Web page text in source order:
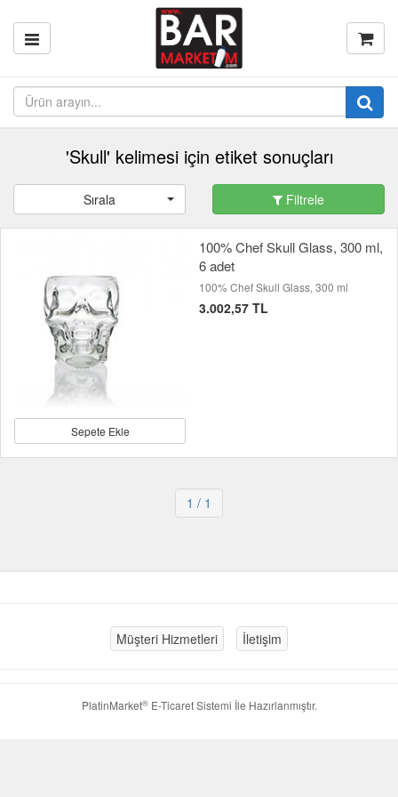
'Skull' kelimesi için etiket sonuçları
Sırala Filtrele
Sepete Ekle
100% Chef Skull Glass, 300 ml,
6 adet
100% Chef Skull Glass, 300 ml
3.002,57 TL
1 / 1
Müşteri Hizmetleri İletişim
PlatinMarket®E-Ticaret Sistemi İle Hazırlanmıştır.